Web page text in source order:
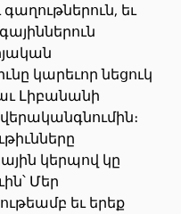
գաղութներուն, եւ
կարեւոր նեցուկ
Լիբանանի
կերպով կը
Մեր
եւ երեք